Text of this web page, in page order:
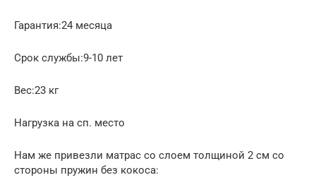
Гарантия:24 месяца
Срок службы:9-10 лет
Вес:23 кг
Нагрузка на сп. место
Нам же привезли матрас со слоем толщиной 2 см со
стороны пружин без кокоса: